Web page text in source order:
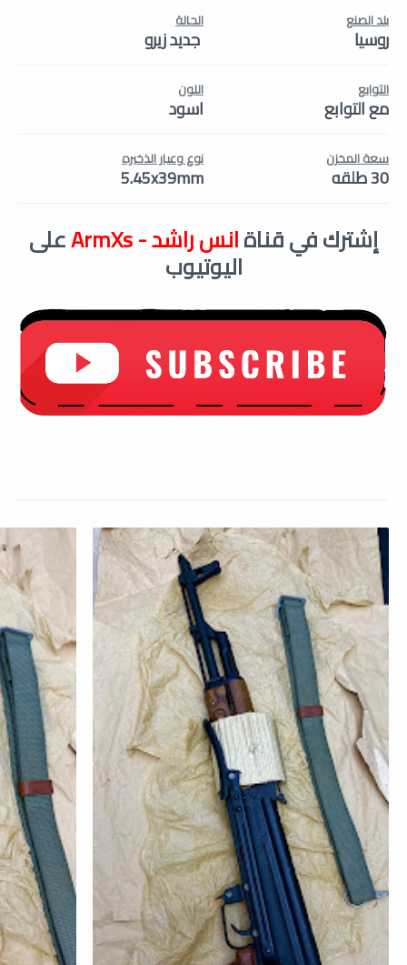
بلد الصنع
روسيا
الحالة
جديد زيرو
التوابع
مع التوابع
اللون
اسود
سعة المخزن
30 طلقه
نوع وعيار الذخيره
5.45x39mm
إشترك في قناةانس راشد - ArmXs على
اليوتيوب